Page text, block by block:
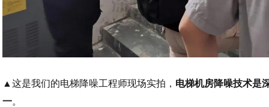
▲这是我们的电梯降噪工程师现场实拍， 电梯机房降噪技术是
一。